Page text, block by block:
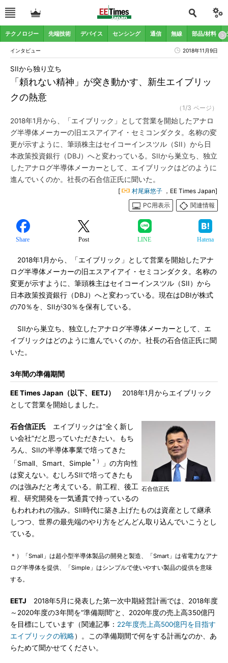
テクノロジー 先端技術 デバイス センシング 通信 無線 部品/材料
インタビュー 2018年11月9日
「頼れない精神」が突き動かす、新生エイブリッ
クの熱意
SIIから独り立ち
（1/3 ページ）
2018年1月から、「エイブリック」として営業を開始したアナロ
グ半導体メーカーの旧エスアイアイ・セミコンダクタ。名称の変
更が示すように、筆頭株主はセイコーインスツル（SII）から日
本政策投資銀行（DBJ）へと変わっている。SIIから巣立ち、独立
したアナログ半導体メーカーとして、エイブリックはどのように
進んでいくのか。社長の石合信正氏に聞いた。
[ 村尾麻悠子 ，EE Times Japan]
PC用表示
関連情報
Share Post LINE Hatena
2018年1月から、「エイブリック」として営業を開始したアナ
ログ半導体メーカーの旧エスアイアイ・セミコンダクタ。名称の
変更が示すように、筆頭株主はセイコーインスツル（SII）から
日本政策投資銀行（DBJ）へと変わっている。現在はDBIが株式
の70％を、SIIが30％を保有している。
SIIから巣立ち、独立したアナログ半導体メーカーとして、エ
イブリックはどのように進んでいくのか。社長の石合信正氏に聞
いた。
3年間の準備期間
EE Times Japan（以下、EETJ）
2018年1月からエイブリック
として営業を開始しました。
石合信正氏
石合信正氏 エイブリックは“全く新し
い会社”だと思っていただきたい。もち
ろん、SIIの半導体事業で培ってきた
「Small、Smart、Simple ＊）
」の方向性
は変えない。むしろSIIで培ってきたも
のは強みだと考えている。前工程、後工
程、研究開発を一気通貫で持っているの
もわれわれの強み。SII時代に築き上げたものは資産として継承
しつつ、世界の最先端のやり方をどんどん取り込んでいこうとし
ている。
＊）「Small」は超小型半導体製品の開発と製造、「Smart」は省電力なアナ
ログ半導体を提供、「Simple」はシンプルで使いやすい製品の提供を意味
する。
EETJ 2018年5月に発表した第一次中期経営計画では、2018年度
～2020年度の3年間を“準備期間”と、2020年度の売上高350億円
を目標にしています（関連記事： 22年度売上高500億円を目指す
エイブリックの戦略）。この準備期間で何をする計画なのか、あ
らためて聞かせてください。